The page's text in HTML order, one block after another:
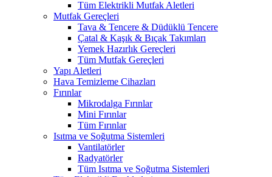
Tüm Elektrikli Mutfak Aletleri
Mutfak Gereçleri
Tava & Tencere & Düdüklü Tencere
Çatal & Kaşık & Bıçak Takımları
Yemek Hazırlık Gereçleri
Tüm Mutfak Gereçleri
Yapı Aletleri
Hava Temizleme Cihazları
Fırınlar
Mikrodalga Fırınlar
Mini Fırınlar
Tüm Fırınlar
Isıtma ve Soğutma Sistemleri
Vantilatörler
Radyatörler
Tüm Isıtma ve Soğutma Sistemleri